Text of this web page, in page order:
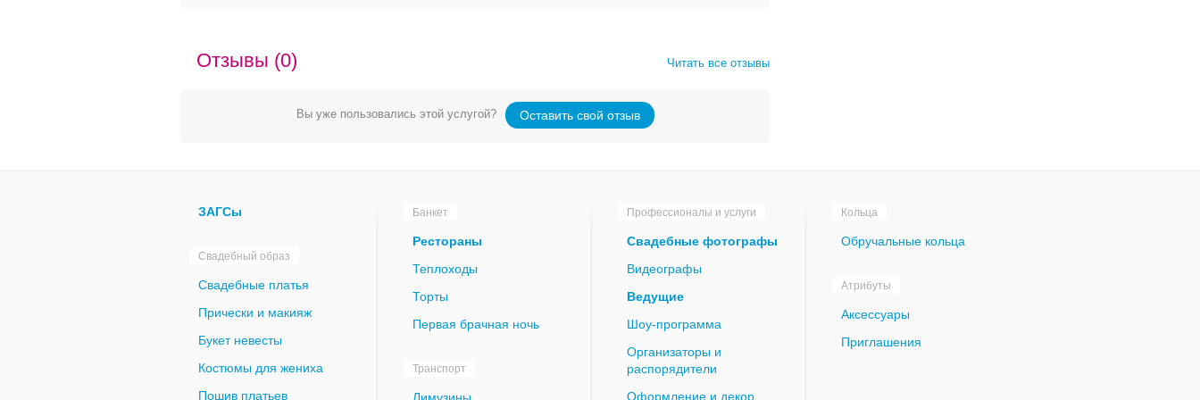
Отзывы (0) Читать все отзывы
Вы уже пользовались этой услугой? Оставить свой отзыв
ЗАГСы
Свадебный образ
Свадебные платья
Прически и макияж
Букет невесты
Костюмы для жениха
Пошив платьев
Банкет
Рестораны
Теплоходы
Торты
Первая брачная ночь
Транспорт
Лимузины
Профессионалы и услуги
Свадебные фотографы
Видеографы
Ведущие
Шоу-программа
Организаторы и
распорядители
Оформление и декор
Кольца
Обручальные кольца
Атрибуты
Аксессуары
Приглашения